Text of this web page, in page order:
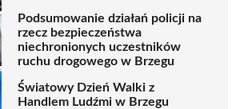
Podsumowanie działań policji na
rzecz bezpieczeństwa
niechronionych uczestników
ruchu drogowego w Brzegu
Światowy Dzień Walki z
Handlem Ludźmi w Brzegu